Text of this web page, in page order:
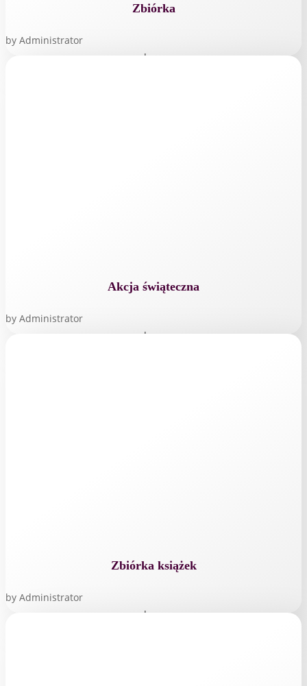
Zbiórka
by Administrator
read more...
Akcja świąteczna
by Administrator
read more...
Zbiórka książek
by Administrator
read more...